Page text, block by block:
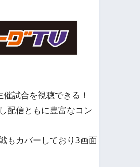
催試合を視聴できる！
配信ともに豊富なコン
もカバーしており3画面